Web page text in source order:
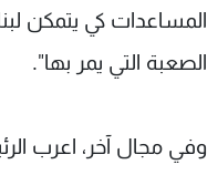
المساعدات كي يتمكن
الصعبة التي يمر بها".
وفي مجال آخر، اعرب